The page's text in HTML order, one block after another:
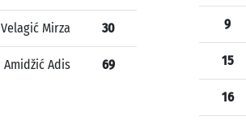
Velagić Mirza 30
Amidžić Adis 69
9
15
16